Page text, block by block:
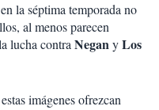
la séptima temporada no
al menos parecen
lucha contraNeganyLos
imágenes ofrezcan